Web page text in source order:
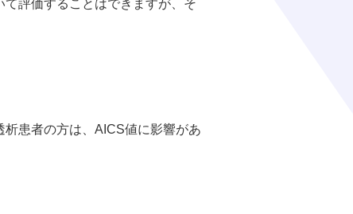
評価することはできますが、そ
患者の方は、AICS値に影響があ